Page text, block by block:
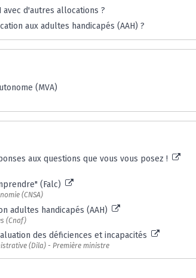
avec d'autres allocations ?
aux adultes handicapés (AAH) ?
(MVA)
aux questions que vous vous posez !
(Falc)
(CNSA)
adultes handicapés (AAH)
(Cnaf)
des déficiences et incapacités
(Dila) - Première ministre